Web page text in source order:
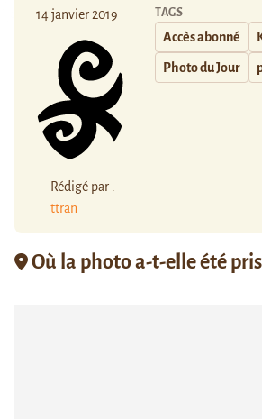
14 janvier 2019
Rédigé par :
ttran
TAGS
Accès abonné
Photo du Jour
Où la photo a-t-elle été